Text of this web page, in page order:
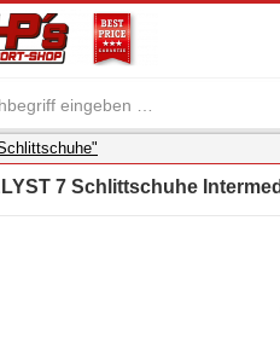
7 Schlittschuhe